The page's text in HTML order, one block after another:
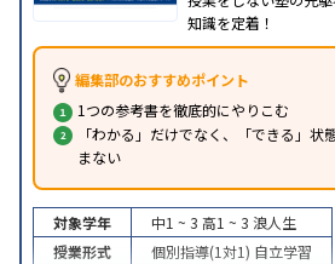
知識を定着！
編集部のおすすめポイント
1つの参考書を徹底的にやりこむ
「わかる」だけでなく、「できる」状
まない
対象学年 中1 ~ 3 高1 ~ 3 浪人生
授業形式
個別指導(1対1) 自立学習